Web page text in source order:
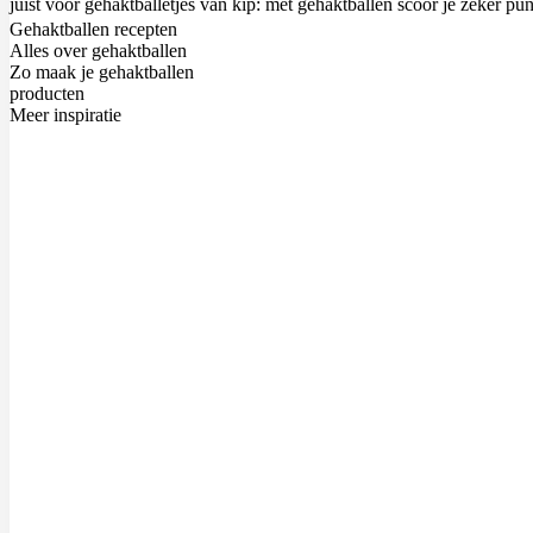
juist voor gehaktballetjes van kip: met gehaktballen scoor je zéker
Gehaktballen recepten
Alles over gehaktballen
Zo maak je gehaktballen
producten
Meer inspiratie